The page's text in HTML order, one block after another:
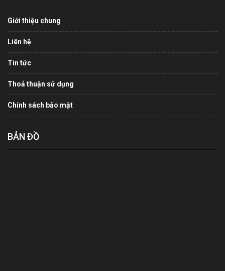
Giới thiệu chung
Liên hệ
Tin tức
Thoả thuận sử dụng
Chính sách bảo mật
BẢN ĐỒ